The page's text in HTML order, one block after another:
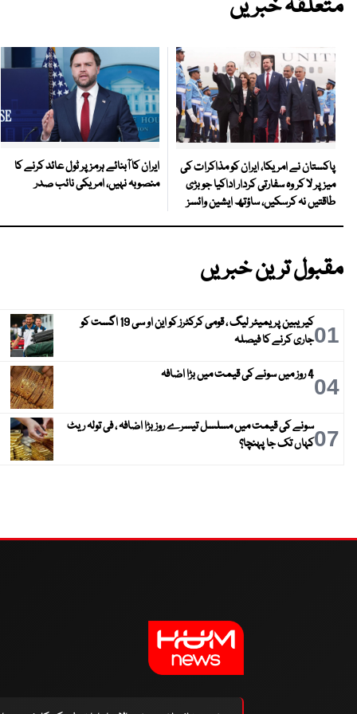
متعلقہ خبریں
پاکستان نے امریکا، ایران کو مذاکرات کی
میز پر لا کر وہ سفارتی کردار اداکیا جو بڑی
طاقتیں نہ کرسکیں، ساؤتھ ایشین وائسز
ایران کا آبنائے ہرمز پر ٹول عائد کرنے کا
منصوبہ نہیں، امریکی نائب صدر
مقبول ترین خبریں
01
کیریبین پریمیئر لیگ ، قومی کرکٹرز کو این او سی 19 اگست کو
جاری کرنے کا فیصلہ
044 روز میں سونے کی قیمت میں بڑا اضافہ
07سونے کی قیمت میں مسلسل تیسرے روز بڑا اضافہ ، فی تولہ ریٹ
کہاں تک جا پہنچا؟